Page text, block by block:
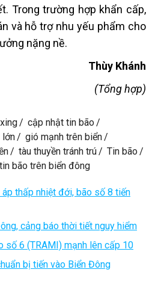
Trong trường hợp khẩn cấp,
và hỗ trợ nhu yếu phẩm cho
nặng nề.
Thùy Khánh
(Tổng hợp)
cập nhật tin bão
lớn
gió mạnh trên biển
tàu thuyền tránh trú
Tin bão
tin bão trên biển đông
thấp nhiệt đới, bão số 8 tiến
cảng báo thời tiết nguy hiểm
số 6 (TRAMI) mạnh lên cấp 10
bị tiến vào Biển Đông